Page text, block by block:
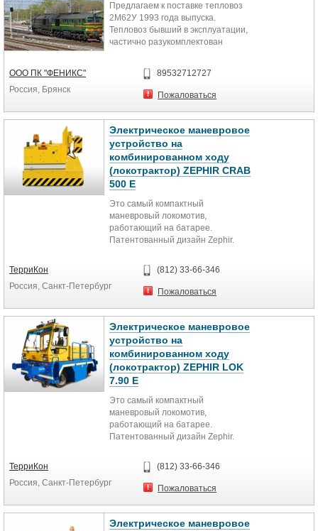
Предлагаем к поставке тепловоз
2М62У 1993 года выпуска.
Тепловоз бывший в эксплуатации,
частично разукомплектован
ВВК, частично разукомплектована
тормозная магистраль). Возможна
поставка тепловоза в состоянии
«как есть» или после
доукомплектации или капитального
ремонта. Также возможна поставка
после проведения модернизации
по замене штатной дизель-
генераторной установки 14ДГУ на
дизель-генератор 5-26ДГ.
Дополнительная информация по
запросу.
ООО ПК "ФЕНИКС"
Россия, Брянск
89532712727
Пожаловаться
Электрическое маневровое
устройство на
комбинированном ходу
(локотрактор) ZEPHIR CRAB
500 E
Это самый компактный
маневровый локомотив,
работающий на батарее.
Патентованный дизайн Zephir.
габаритным размерам позволяет
выполнять работы в ограниченном
пространстве. Прочная
применения.
Многофункциональное
логистическое решение для
железнодорожных мастерских.
Идеально подходит для работы с
локомотивными мостами и
выполнят функции рельсовой
тележки.
Вес: 2,8 т
Двигатель: 2 кВт
Макс. скорость: >3 км/ч
Длина, высота, ширина: 2380,
1440, 1460 мм
ТерриКон
Россия, Санкт-Петербург
(812) 33-66-346
Пожаловаться
Электрическое маневровое
устройство на
комбинированном ходу
(локотрактор) ZEPHIR LOK
7.90 E
Это самый компактный
маневровый локомотив,
работающий на батарее.
Патентованный дизайн Zephir.
габаритным размерам позволяет
выполнять работы в ограниченном
пространстве. Прочная
применения.
ТерриКон
Россия, Санкт-Петербург
(812) 33-66-346
Пожаловаться
Электрическое маневровое